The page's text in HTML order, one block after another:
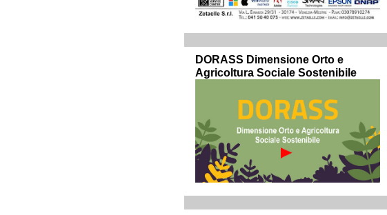
DORASS Dimensione Orto e
Agricoltura Sociale Sostenibile